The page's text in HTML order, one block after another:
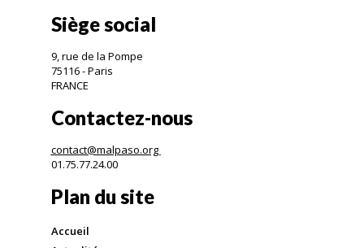
Siège social
9, rue de la Pompe
75116 - Paris
FRANCE
Contactez-nous
contact@malpaso.org
01.75.77.24.00
Plan du site
Accueil